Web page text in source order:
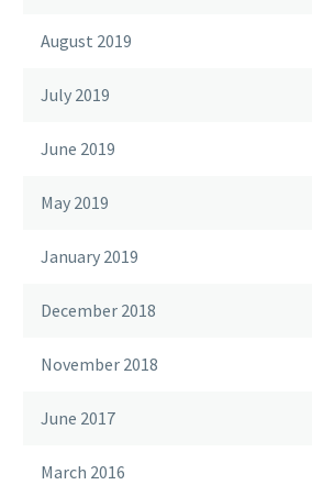
August 2019
July 2019
June 2019
May 2019
January 2019
December 2018
November 2018
June 2017
March 2016